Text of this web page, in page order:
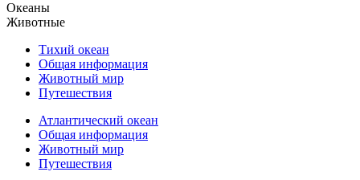
Океаны
Животные
Тихий океан
Общая информация
Животный мир
Путешествия
Атлантический океан
Общая информация
Животный мир
Путешествия